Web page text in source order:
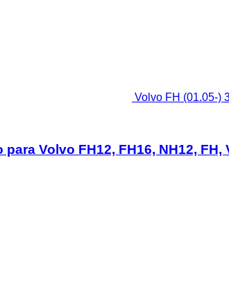
Volvo FH (01.05-)
Volvo FH12, FH16, NH12,